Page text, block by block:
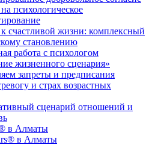
психологическое
счастливой жизни: комплексный
становлению
работа с психологом
жизненного сценария»
запреты и предписания
и страх возрастных
сценарий отношений и
в Алматы
в Алматы